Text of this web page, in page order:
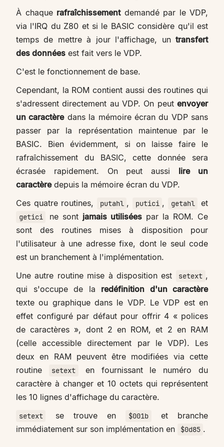
À chaque rafraîchissementdemandé par le VDP,
via l'IRQ du Z80 et si le BASIC considère qu'il est
temps de mettre à jour l'affichage, un transfert
des données est fait vers le VDP.
C'est le fonctionnement de base.
Cependant, la ROM contient aussi des routines qui
s'adressent directement au VDP. On peut envoyer
un caractèredans la mémoire écran du VDP sans
passer par la représentation maintenue par le
BASIC. Bien évidemment, si on laisse faire le
rafraîchissement du BASIC, cette donnée sera
écrasée rapidement. On peut aussi lire un
caractèredepuis la mémoire écran du VDP.
Ces quatre routines,
putahl , putici , getahl et
getici ne sont jamais utilisées par la ROM. Ce
sont des routines mises à disposition pour
l'utilisateur à une adresse fixe, dont le seul code
est un branchement à l'implémentation.
Une autre routine mise à disposition est
setext ,
qui s'occupe de la redéfinition d'un caractère
texte ou graphique dans le VDP. Le VDP est en
effet configuré par défaut pour offrir 4 « polices
de caractères », dont 2 en ROM, et 2 en RAM
(celle accessible directement par le VDP). Les
deux en RAM peuvent être modifiées via cette
routine
setext
en fournissant le numéro du
caractère à changer et 10 octets qui représentent
les 10 lignes d'affichage du caractère.
setext se trouve en $001b
et branche
immédiatement sur son implémentation en
$0d85 .